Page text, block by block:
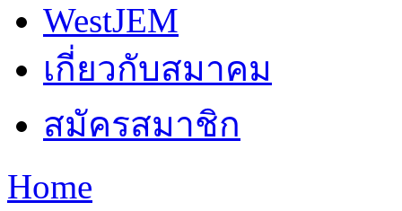
WestJEM
เกี่ยวกับสมาคม
สมัครสมาชิก
You are here
Home